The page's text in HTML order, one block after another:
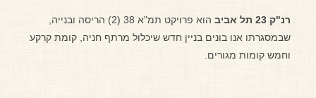
רנ"ק 23 תל אביב
הוא פרויקט תמ"א 38 (2) הריסה ובנייה,
שבמסגרתו אנו בונים בניין חדש שיכלול מרתף חניה, קומת קרקע
וחמש קומות מגורים.